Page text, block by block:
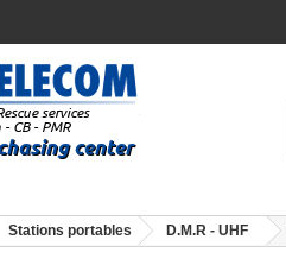
Stations portables D.M.R - UHF